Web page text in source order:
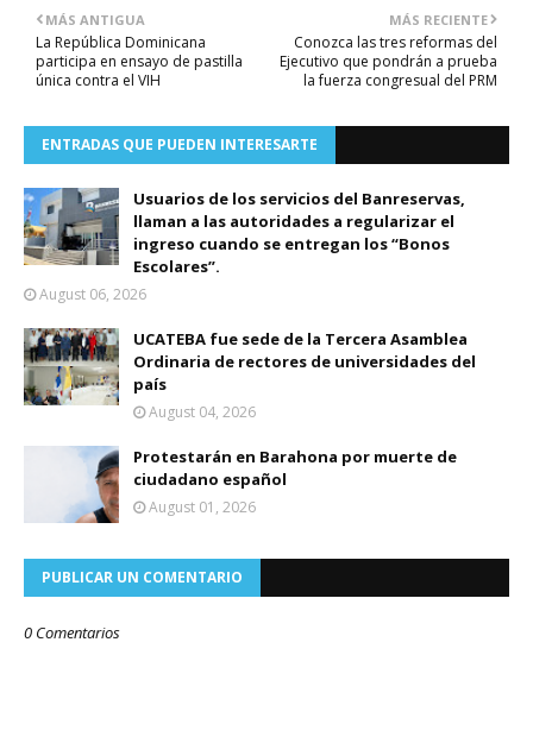
MÁS RECIENTE
Conozca las tres reformas del
Ejecutivo que pondrán a prueba
la fuerza congresual del PRM
MÁS ANTIGUA
La República Dominicana
participa en ensayo de pastilla
única contra el VIH
ENTRADAS QUE PUEDEN INTERESARTE
Usuarios de los servicios del Banreservas,
llaman a las autoridades a regularizar el
ingreso cuando se entregan los “Bonos
Escolares”.
August 06, 2026
UCATEBA fue sede de la Tercera Asamblea
Ordinaria de rectores de universidades del
país
August 04, 2026
Protestarán en Barahona por muerte de
ciudadano español
August 01, 2026
PUBLICAR UN COMENTARIO
0 Comentarios